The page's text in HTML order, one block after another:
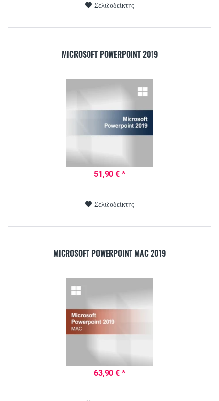
Σελιδοδείκτης
MICROSOFT POWERPOINT 2019
51,90 € *
Σελιδοδείκτης
MICROSOFT POWERPOINT MAC 2019
63,90 € *